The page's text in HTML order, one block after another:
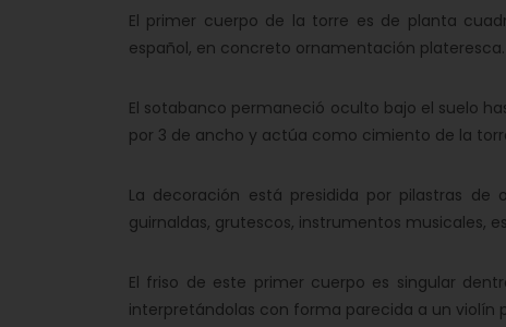
El primer cuerpo de la torre es de planta
español, en concreto ornamentación plateresca.
El sotabanco permaneció oculto bajo el suelo
por 3 de ancho y actúa como cimiento de la
La decoración está presidida por pilastras de
guirnaldas, grutescos, instrumentos musicales,
El friso de este primer cuerpo es singular
interpretándolas con forma parecida a un violín